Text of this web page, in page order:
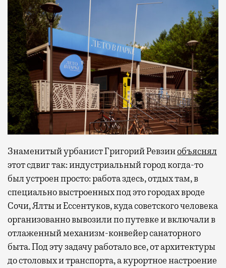
Знаменитый урбанист Григорий Ревзинобъяснял
этот сдвиг так: индустриальный город когда-то
был устроен просто: работа здесь, отдых там, в
специально выстроенных под это городах вроде
Сочи, Ялты и Ессентуков, куда советского человека
организованно вывозили по путевке и включали в
отлаженный механизм-конвейер санаторного
быта. Под эту задачу работало все, от архитектуры
до столовых и транспорта, а курортное настроение